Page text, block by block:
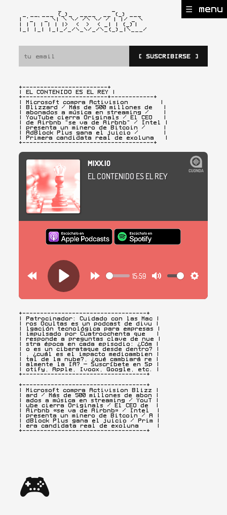
☰ menu
| '_ ` _ \| \ \/ /\ \/ / | |/ _ \
| | | | | | |>  <  >  < _| | (_)
|_| |_| |_|_/_/\_\/_/\_(_)_|\___/
[ SUSCRIBIRSE ]
+------------------------+
| EL CONTENIDO ES EL REY |
+------------------------+------------+
| Microsoft compra Activision         |
| Blizzard / Más de 500 millones de   |
| abonados a música en streaming /    |
| YouTube cierra Originals / El CEO   |
| de Airbnb "se va de Airbnb" / Intel |
| presenta un minero de Bitcoin /     |
| AdBlock Plus gana el juicio /       |
| Primera candidata real de exoluna   |
+-------------------------------------+
+-----------------------------------+
| Patrocinador: Cuidado con las Mac |
| ros Ocultas es un podcast de divu |
| lgación tecnológica para empresas |
| impulsado por Cuatroochenta que   |
| responde a preguntas clave de nue |
| stra época en cada episodio: ¿Cóm |
| o es un ciberataque desde dentro? |
| , ¿cuál es el impacto medioambien |
| tal de la nube?, ¿qué cambiará re |
| almente la IA? — Suscríbete en Sp |
| otify, Apple, Ivoox, Google, etc. |
+-----------------------------------+
+-----------------------------------+
| Microsoft compra Activision Blizz |
| ard / Más de 500 millones de abon |
| ados a música en streaming / YouT |
| ube cierra Originals / El CEO de  |
| Airbnb «se va de Airbnb» / Intel  |
| presenta un minero de Bitcoin / A |
| dBlock Plus gana el juicio / Prim |
| era candidata real de exoluna     |
+-----------------------------------+